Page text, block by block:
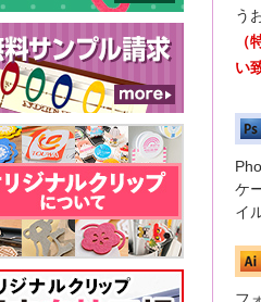
う
い
ケ
イ